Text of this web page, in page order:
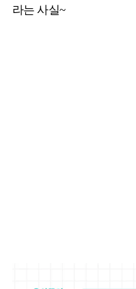
라는 사실~